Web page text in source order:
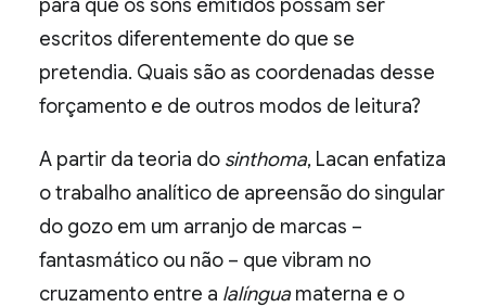
para que os sons emitidos possam ser
escritos diferentemente do que se
pretendia. Quais são as coordenadas desse
forçamento e de outros modos de leitura?
A partir da teoria do sinthoma, Lacan enfatiza
o trabalho analítico de apreensão do singular
do gozo em um arranjo de marcas –
fantasmático ou não – que vibram no
cruzamento entre a lalínguamaterna e o